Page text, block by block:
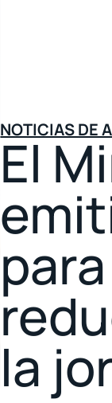
NOTICIAS DE
El
la